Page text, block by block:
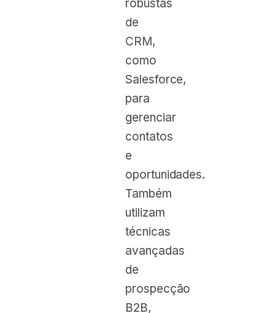
robustas
de
CRM,
como
Salesforce,
para
gerenciar
contatos
e
oportunidades.
Também
utilizam
técnicas
avançadas
de
prospecção
B2B,